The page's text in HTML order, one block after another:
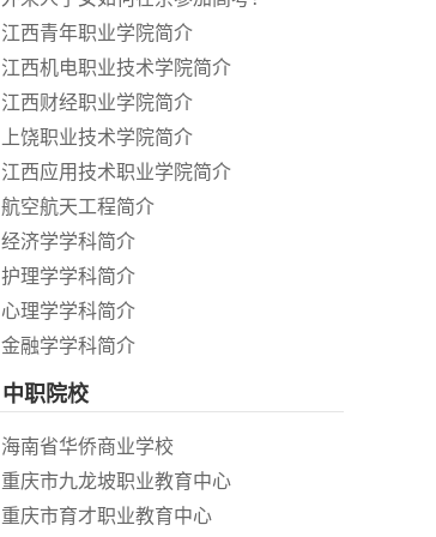
江西青年职业学院简介
江西机电职业技术学院简介
江西财经职业学院简介
上饶职业技术学院简介
江西应用技术职业学院简介
航空航天工程简介
经济学学科简介
护理学学科简介
心理学学科简介
金融学学科简介
中职院校
海南省华侨商业学校
重庆市九龙坡职业教育中心
重庆市育才职业教育中心